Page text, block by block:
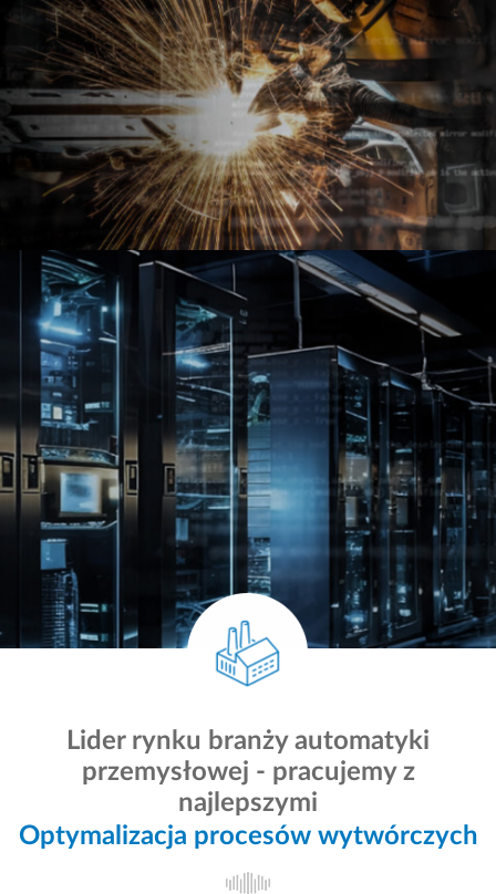
Petrochemia
Automatyzacja
i robotyzacja przemysłu
Lider rynku branży automatyki
przemysłowej - pracujemy z
najlepszymi
Optymalizacja procesów wytwórczych